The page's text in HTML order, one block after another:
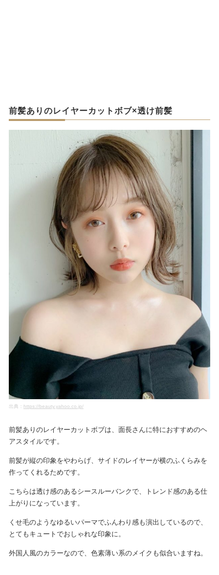
前髪ありのレイヤーカットボブ×透け前髪
出典： https://beauty.yahoo.co.jp/
前髪ありのレイヤーカットボブは、面長さんに特におすすめのヘ
アスタイルです。
前髪が縦の印象をやわらげ、サイドのレイヤーが横のふくらみを
作ってくれるためです。
こちらは透け感のあるシースルーバンクで、トレンド感のある仕
上がりになっています。
くせ毛のようなゆるいパーマでふんわり感も演出しているので、
とてもキュートでおしゃれな印象に。
外国人風のカラーなので、色素薄い系のメイクも似合いますね。